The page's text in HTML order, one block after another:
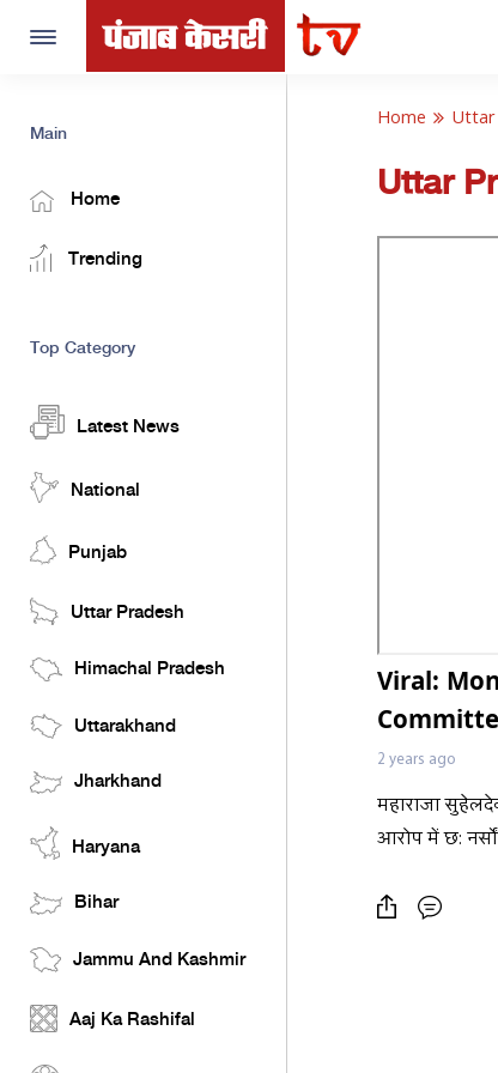
Toggle
Main
Home
Trending
Top Category
Latest News
National
Punjab
Uttar Pradesh
Himachal Pradesh
Uttarakhand
Jharkhand
Haryana
Bihar
Jammu And Kashmir
Aaj Ka Rashifal
Home Uttar
Uttar
Viral:
2 years ago
महाराजा
आरोप में छ: